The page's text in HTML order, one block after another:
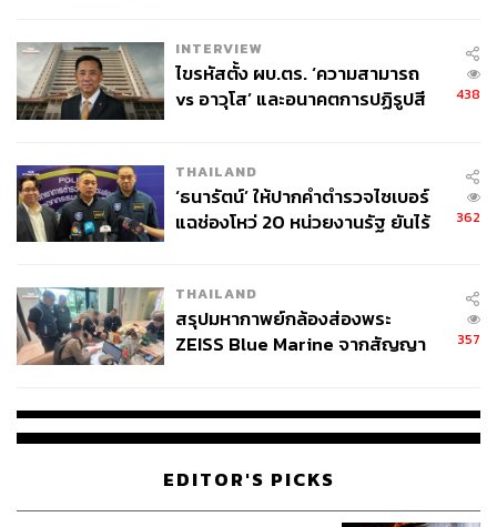
INTERVIEW
ไขรหัสตั้ง ผบ.ตร. ‘ความสามารถ
vs อาวุโส’ และอนาคตการปฏิรูปสี
438
THAILAND
‘ธนารัตน์’ ให้ปากคำตำรวจไซเบอร์
แฉช่องโหว่ 20 หน่วยงานรัฐ ยันไร้
362
THAILAND
สรุปมหากาพย์กล้องส่องพระ
ZEISS Blue Marine จากสัญญา
จ่ายหนี้-แอบระบุแบรนด์
357
EDITOR'S PICKS